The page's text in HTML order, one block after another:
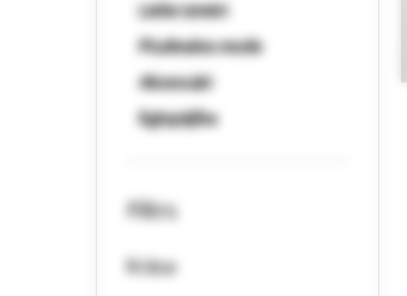
Lielie izmēri
Pludmales mode
Aksesuāri
Ilgtspējība
Filtrs
Krāsa